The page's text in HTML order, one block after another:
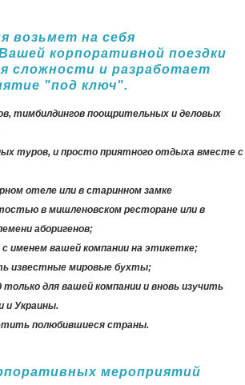
возьмет на себя
корпоративной поездки
сложности и разработает
"под ключ".
тимбилдингов поощрительных и деловых
туров, и просто приятного отдыха вместе с
отеле или в старинном замке
в мишленовском ресторане или в
аборигенов;
именем вашей компании на этикетке;
известные мировые бухты;
для вашей компании и вновь изучить
и Украины.
полюбившиеся страны.
мероприятий